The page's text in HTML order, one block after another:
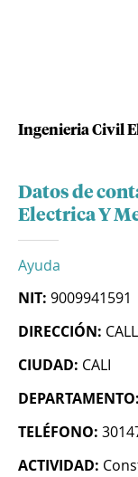
Ingenieria Civil
Datos de
Electrica Y
Ayuda
NIT: 9009941591
DIRECCIÓN:
CIUDAD: CALI
DEPARTAMENTO:
TELÉFONO:
ACTIVIDAD: